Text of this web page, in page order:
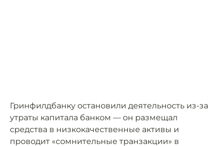
Гринфилдбанку остановили деятельность из-за
утраты капитала банком — он размещал
средства в низкокачественные активы и
проводит «сомнительные транзакции» в